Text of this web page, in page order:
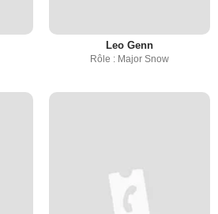
Leo Genn
Rôle : Major Snow